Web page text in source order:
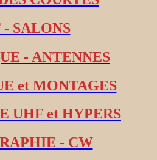
- SALONS
- ANTENNES
et MONTAGES
UHF et HYPERS
- CW